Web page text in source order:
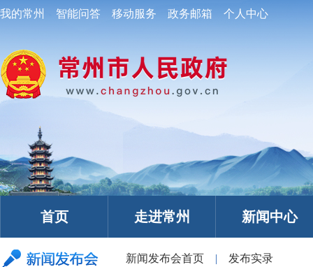
我的常州 智能问答 移动服务 政务邮箱 个人中心
首页 走进常州 新闻中心
新闻发布会首页 | 发布实录